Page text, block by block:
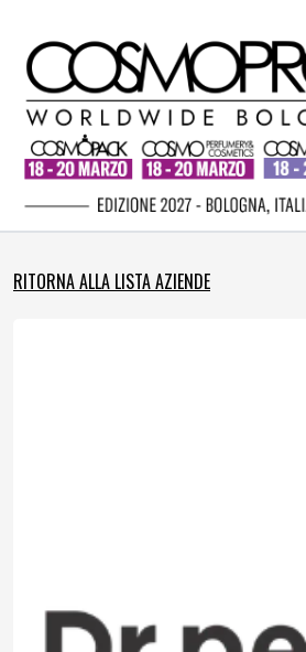
RITORNA ALLA LISTA AZIENDE